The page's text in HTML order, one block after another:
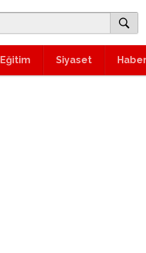
Eğitim Siyaset Haber